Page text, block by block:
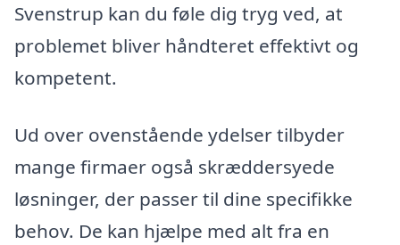
Svenstrup kan du føle dig tryg ved, at
problemet bliver håndteret effektivt og
kompetent.
Ud over ovenstående ydelser tilbyder
mange firmaer også skræddersyede
løsninger, der passer til dine specifikke
behov. De kan hjælpe med alt fra en